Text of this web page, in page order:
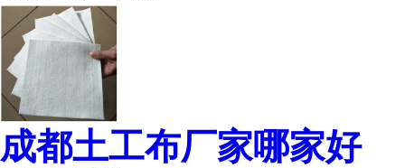
成都土工布厂家哪家好